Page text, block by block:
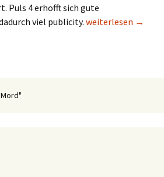
Puls 4 erhofft sich gute
viel publicity. Puls 4 überträgt
weiterlesen →